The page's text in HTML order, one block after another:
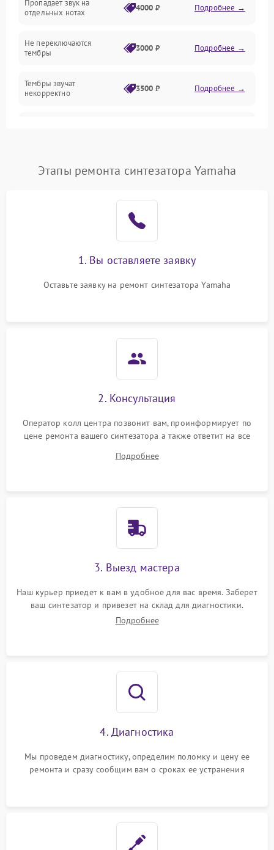
Оптика
Электроника
Пропадает звук на
отдельных нотах
4000 ₽ Подробнее →
Не переключаются
тембры
3000 ₽ Подробнее →
Тембры звучат
некорректно
3500 ₽ Подробнее →
Этапы ремонта синтезатора Yamaha
1. Вы оставляете заявку
Оставьте заявку на ремонт синтезатора Yamaha
2. Консультация
Оператор колл центра позвонит вам, проинформирует по
цене ремонта вашего синтезатора а также ответит на все
Подробнее
3. Выезд мастера
Наш курьер приедет к вам в удобное для вас время. Заберет
ваш синтезатор и привезет на склад для диагностики.
Подробнее
4. Диагностика
Мы проведем диагностику, определим поломку и цену ее
ремонта и сразу сообщим вам о сроках ее устранения